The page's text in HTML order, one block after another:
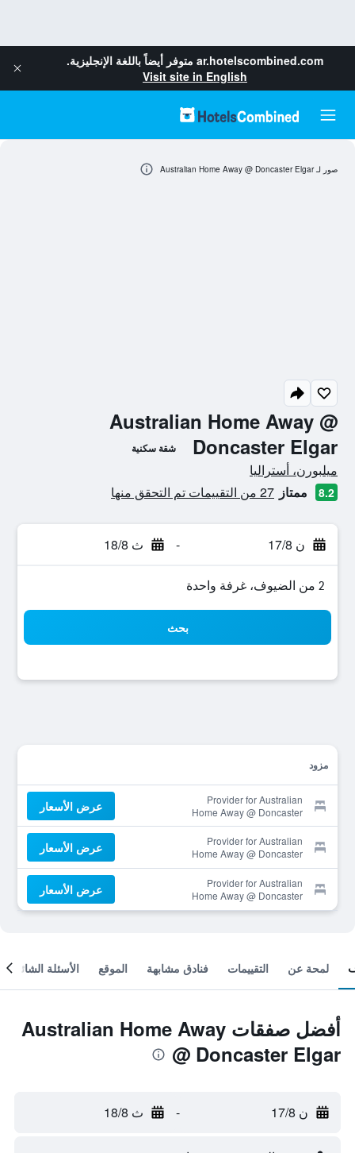
ar.hotelscombined.com متوفر أيضاً باللغة الإنجليزية.
Visit site in English
Australian Home Away @
Doncaster Elgar
شقة سكنية
تقييم فئة 0
ميلبورن، أستراليا
8.2 ممتاز 27 من التقييمات تم التحقق منها
ن 17/8 - ث 18/8
2 من الضيوف، غرفة واحدة
بحث
مزود
Provider for Australian
Home Away @ Doncaster
Elgar
عرض الأسعار
Provider for Australian
Home Away @ Doncaster
Elgar
عرض الأسعار
Provider for Australian
Home Away @ Doncaster
Elgar
عرض الأسعار
صور لـ Australian Home Away @ Doncaster Elgar
لمحة عن التقييمات فنادق مشابهة الموقع الأسئلة الشائعة
أفضل صفقات Australian Home Away
@ Doncaster Elgar
ن 17/8 - ث 18/8